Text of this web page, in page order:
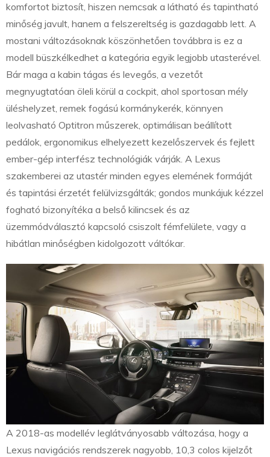
komfortot biztosít, hiszen nemcsak a látható és tapintható
minőség javult, hanem a felszereltség is gazdagabb lett. A
mostani változásoknak köszönhetően továbbra is ez a
modell büszkélkedhet a kategória egyik legjobb utasterével.
Bár maga a kabin tágas és levegős, a vezetőt
megnyugtatóan öleli körül a cockpit, ahol sportosan mély
üléshelyzet, remek fogású kormánykerék, könnyen
leolvasható Optitron műszerek, optimálisan beállított
pedálok, ergonomikus elhelyezett kezelőszervek és fejlett
ember-gép interfész technológiák várják. A Lexus
szakemberei az utastér minden egyes elemének formáját
és tapintási érzetét felülvizsgálták; gondos munkájuk kézzel
fogható bizonyítéka a belső kilincsek és az
üzemmódválasztó kapcsoló csiszolt fémfelülete, vagy a
hibátlan minőségben kidolgozott váltókar.
A 2018-as modellév leglátványosabb változása, hogy a
Lexus navigációs rendszerek nagyobb, 10,3 colos kijelzőt